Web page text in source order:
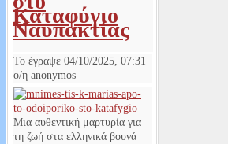
Καταφύγιο
Ναυπακτίας
Το έγραψε 04/10/2025, 07:31
ο/η anonymos
Μια αυθεντική μαρτυρία για
τη ζωή στα ελληνικά βουνά